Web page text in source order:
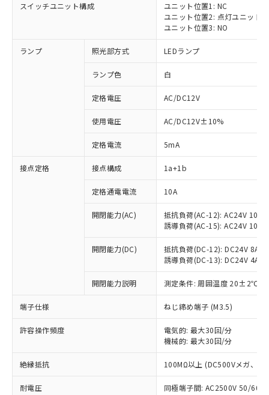
スイッチユニット構成
ユニット位置1: NC
ユニット位置2: 点灯ユニット
ユニット位置3: NO
ランプ 照光部方式 LEDランプ
ランプ色 白
定格電圧 AC/DC12V
使用電圧 AC/DC12V±10%
定格電流 5mA
接点定格 接点構成 1a+1b
定格通電電流 10A
開閉能力(AC)
抵抗負荷(AC-12): AC24V 10A/
誘導負荷(AC-15): AC24V
開閉能力(DC)
抵抗負荷(DC-12): DC24V 8A/
誘導負荷(DC-13): DC24V 4A/
開閉能力説明 測定条件: 周囲温度 20±2℃、
端子仕様 ねじ締め端子 (M3.5)
許容操作頻度
電気的: 最大30回/分
機械的: 最大30回/分
絶縁抵抗 100MΩ以上 (DC500Vメガ、点
耐電圧
同極端子間: AC2500V 50/
ご利用条件
以下の条件をお読みいただき、同意のうえ
ご利用ください。
本サービスは、当社制御機器事業取扱
商品の当社在庫状況および標準価格
(税抜)を提供させていただくもので
当社制御機器事業取扱商品の中には、
本サービスの対象外となる商品もある
対応済み：EU RoHS指令（10物質）の
非含有に対応した製品が提供可能な商品で
対応予定：EU RoHS指令（10物質）の非含
有に対応した製品に切り替える予定のある
対応予定なし：EU RoHS指令（10物質）の
非含有に非対応の商品で、対応品を出す予
定はありません。
調査・確認中：EU RoHS指令（10物質）の
非含有の対応状況を調査中または確認中の
害物質有無と関係のない商品です。
仕入先様の事情により、非含有部品として
※1 中国RoHS○×表
「○」：最大均質材料含有率が中国RoHSの
基準値以下であることを示します。